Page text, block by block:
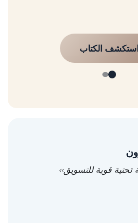
تحتية قوية للتسويق»